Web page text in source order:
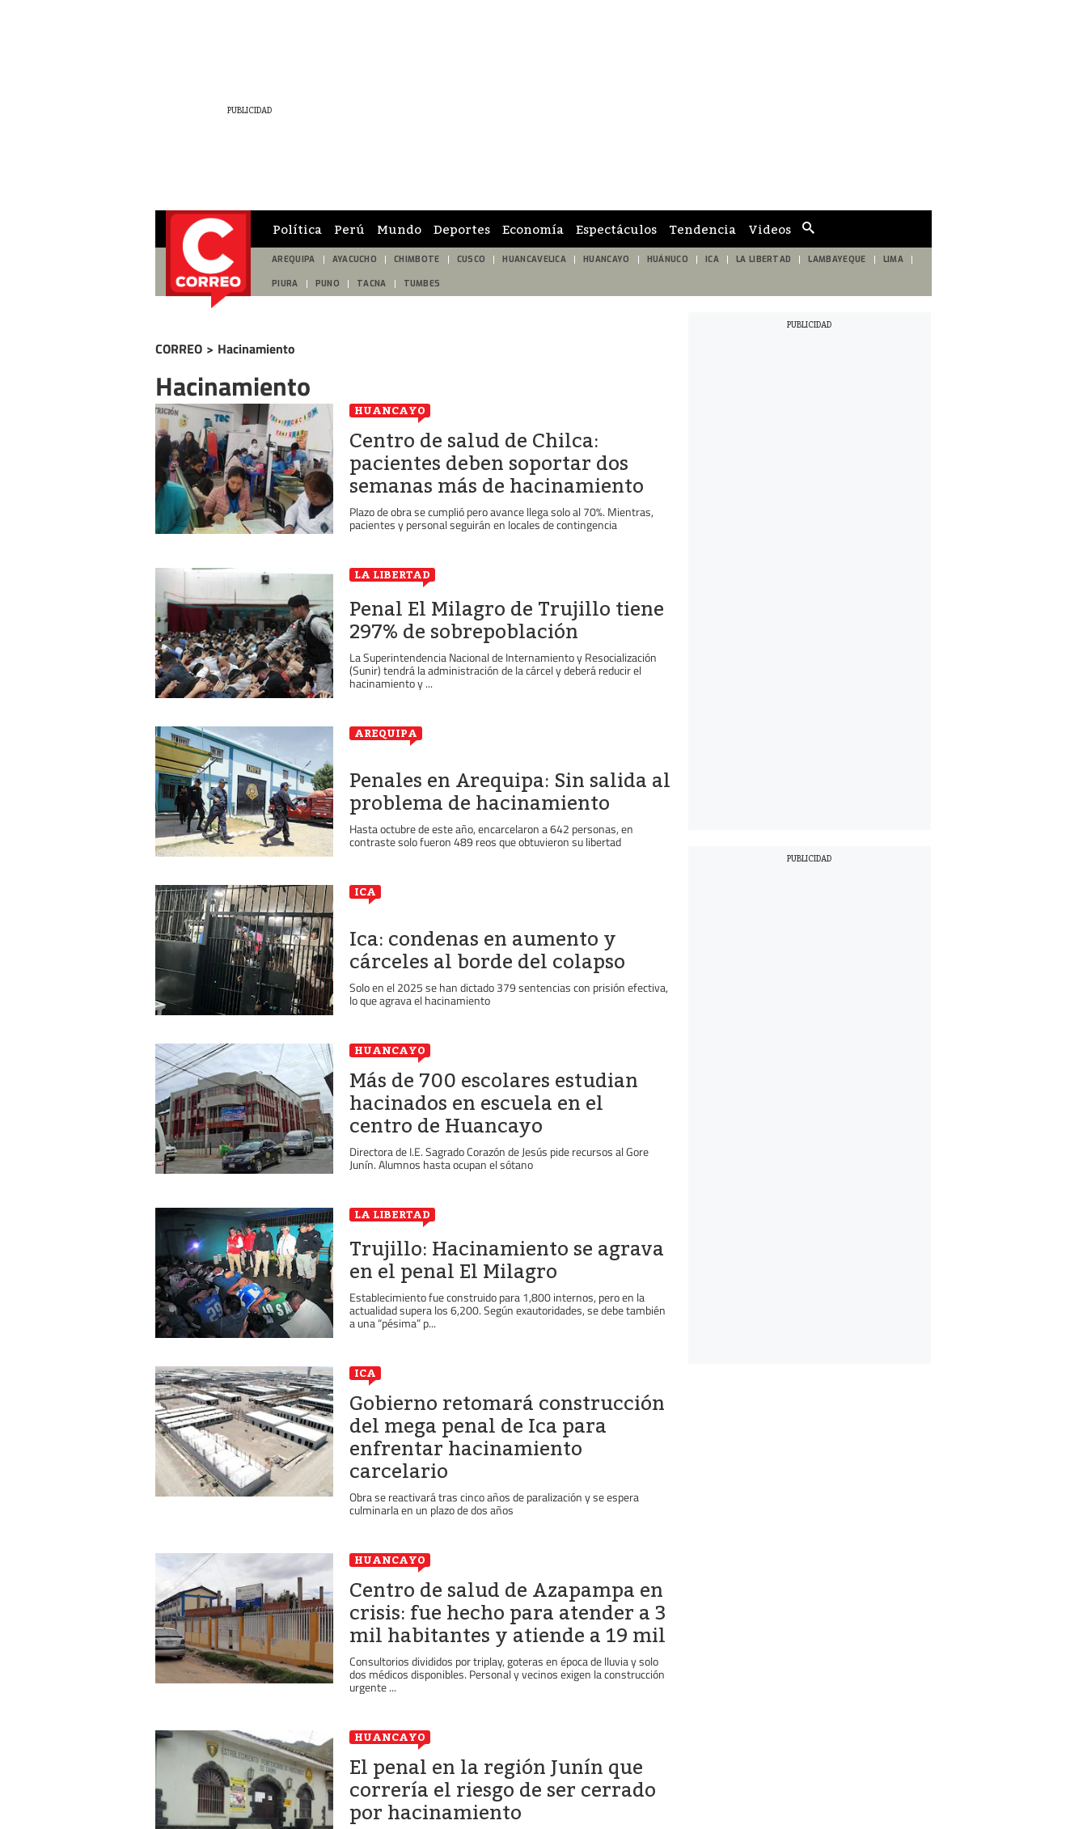
de
búsqueda
Política Perú Mundo Deportes Economía Espectáculos Tendencia Videos
AREQUIPA AYACUCHO CHIMBOTE CUSCO HUANCAVELICA HUANCAYO HUÁNUCO ICA LA LIBERTAD LAMBAYEQUE LIMA
PIURA PUNO TACNA TUMBES
CORREO > Hacinamiento
Hacinamiento
HUANCAYO
Centro de salud de Chilca:
pacientes deben soportar dos
semanas más de hacinamiento
Plazo de obra se cumplió pero avance llega solo al 70%. Mientras,
pacientes y personal seguirán en locales de contingencia
LA LIBERTAD
Penal El Milagro de Trujillo tiene
297% de sobrepoblación
La Superintendencia Nacional de Internamiento y Resocialización
(Sunir) tendrá la administración de la cárcel y deberá reducir el
hacinamiento y ...
AREQUIPA
Penales en Arequipa: Sin salida al
problema de hacinamiento
Hasta octubre de este año, encarcelaron a 642 personas, en
contraste solo fueron 489 reos que obtuvieron su libertad
ICA
Ica: condenas en aumento y
cárceles al borde del colapso
Solo en el 2025 se han dictado 379 sentencias con prisión efectiva,
lo que agrava el hacinamiento
HUANCAYO
Más de 700 escolares estudian
hacinados en escuela en el
centro de Huancayo
Directora de I.E. Sagrado Corazón de Jesús pide recursos al Gore
Junín. Alumnos hasta ocupan el sótano
LA LIBERTAD
Trujillo: Hacinamiento se agrava
en el penal El Milagro
Establecimiento fue construido para 1,800 internos, pero en la
actualidad supera los 6,200. Según exautoridades, se debe también
a una “pésima” p...
ICA
Gobierno retomará construcción
del mega penal de Ica para
enfrentar hacinamiento
carcelario
Obra se reactivará tras cinco años de paralización y se espera
culminarla en un plazo de dos años
HUANCAYO
Centro de salud de Azapampa en
crisis: fue hecho para atender a 3
mil habitantes y atiende a 19 mil
Consultorios divididos por triplay, goteras en época de lluvia y solo
dos médicos disponibles. Personal y vecinos exigen la construcción
urgente ...
HUANCAYO
El penal en la región Junín que
correría el riesgo de ser cerrado
por hacinamiento